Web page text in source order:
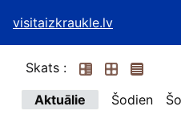
visitaizkraukle.lv
Skats :
Aktuālie
Šodien